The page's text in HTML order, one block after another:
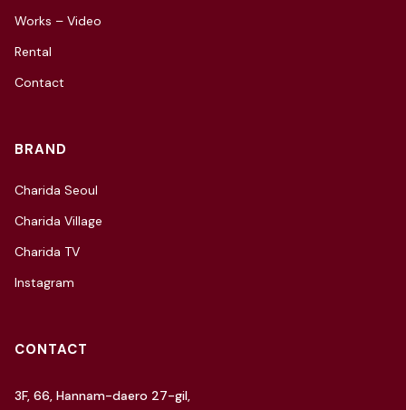
Works – Video
Rental
Contact
BRAND
Charida Seoul
Charida Village
Charida TV
Instagram
CONTACT
3F, 66, Hannam-daero 27-gil,